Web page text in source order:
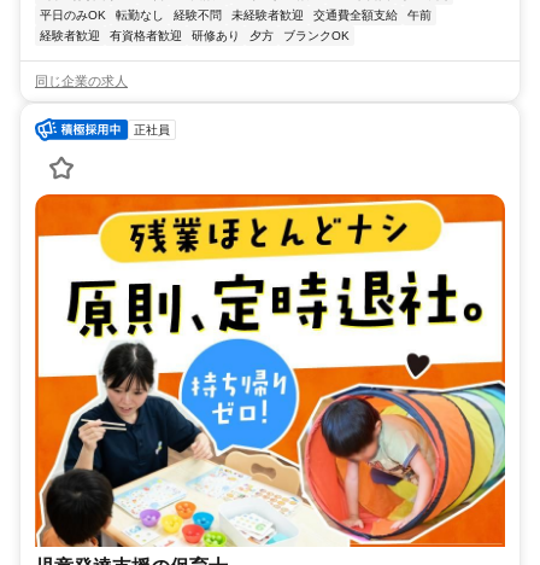
平日のみOK
転勤なし 経験不問 未経験者歓迎 交通費全額支給
午前
経験者歓迎
有資格者歓迎 研修あり 夕方 ブランクOK
同じ企業の求人
正社員